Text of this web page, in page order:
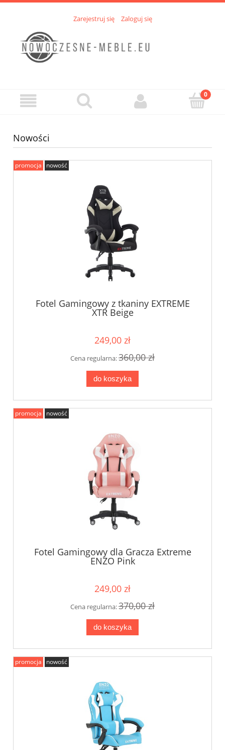
Zarejestruj się Zaloguj się
Nowości
Fotel Gamingowy z tkaniny EXTREME
XTR Beige
249,00 zł
Cena regularna:360,00 zł
do koszyka
promocja nowość
Fotel Gamingowy dla Gracza Extreme
ENZO Pink
249,00 zł
Cena regularna:370,00 zł
do koszyka
promocja nowość
promocja nowość